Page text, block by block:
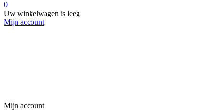
0
Uw winkelwagen is leeg
Mijn account
Mijn account